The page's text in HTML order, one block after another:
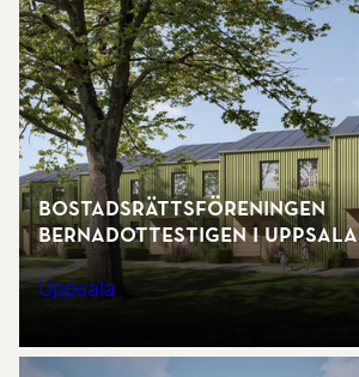
Bostadsrättsföreningen
Bernadottestigen i Uppsala
Uppsala